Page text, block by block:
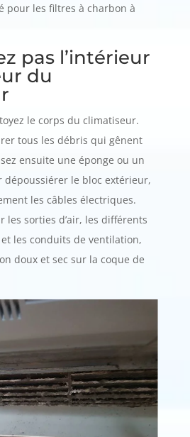
pour les filtres à charbon à
pas l’intérieur
du
le corps du climatiseur.
tous les débris qui gênent
ensuite une éponge ou un
le bloc extérieur,
les câbles électriques.
les sorties d’air, les différents
et les conduits de ventilation,
doux et sec sur la coque de